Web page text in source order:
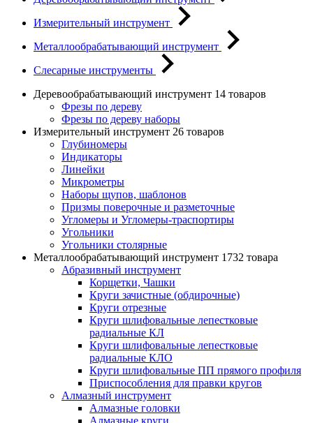
Измерительный инструмент
Металлообрабатывающий инструмент
Слесарные инструменты
Деревообрабатывающий инструмент 14 товаров
Фрезы по дереву
Фрезы по дереву наборы
Измерительный инструмент 26 товаров
Глубиномеры
Индикаторы
Линейки
Микрометры
Наборы щупов, шаблонов
Призмы поверочные и разметочные
Угломеры и Угломеры-траспортиры
Угольники
Угольники столярные
Металлообрабатывающий инструмент 1732 товара
Абразивный инструмент
Корщетки, Чашки
Круги зачистные (обдирочные)
Круги отрезные
Круги шлифовальные лепестковые
радиальные КЛ
Круги шлифовальные лепестковые
радиальные КЛО
Круги шлифовальные ПП прямого профиля
Приспособления для правки кругов
Алмазный инструмент
Алмазные головки
Алмазные круги